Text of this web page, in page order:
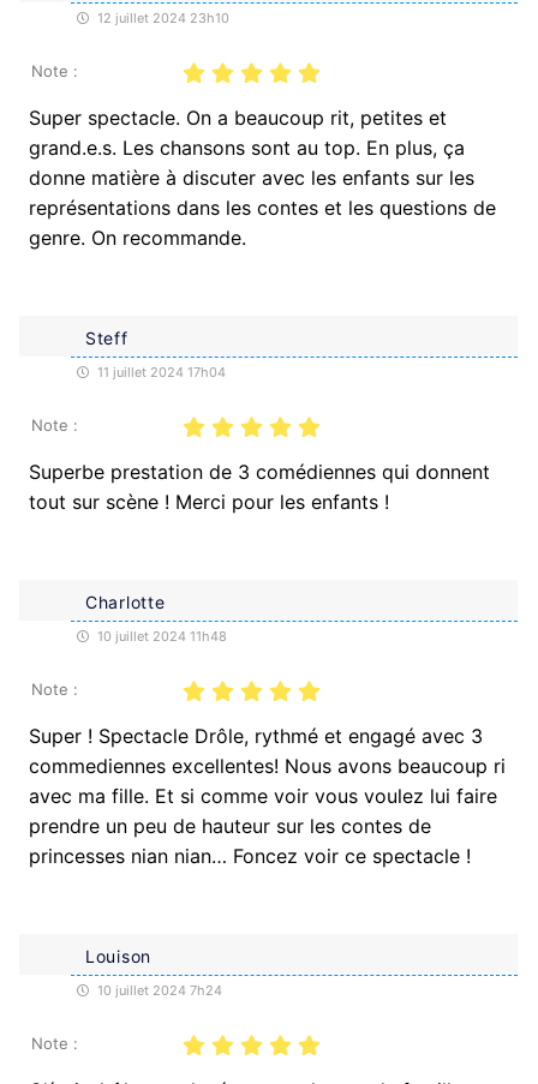
12 juillet 2024 23h10
Note :
Super spectacle. On a beaucoup rit, petites et
grand.e.s. Les chansons sont au top. En plus, ça
donne matière à discuter avec les enfants sur les
représentations dans les contes et les questions de
genre. On recommande.
Steff
11 juillet 2024 17h04
Note :
Superbe prestation de 3 comédiennes qui donnent
tout sur scène ! Merci pour les enfants !
Charlotte
10 juillet 2024 11h48
Note :
Super ! Spectacle Drôle, rythmé et engagé avec 3
commediennes excellentes! Nous avons beaucoup ri
avec ma fille. Et si comme voir vous voulez lui faire
prendre un peu de hauteur sur les contes de
princesses nian nian… Foncez voir ce spectacle !
Louison
10 juillet 2024 7h24
Note :